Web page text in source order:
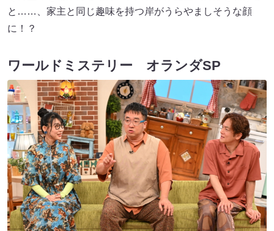
と……、家主と同じ趣味を持つ岸がうらやましそうな顔
に！？
ワールドミステリー オランダSP